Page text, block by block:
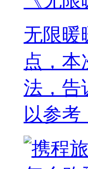
无限暖
点，
法，告
以参